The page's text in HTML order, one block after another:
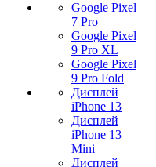
Google Pixel
7 Pro
Google Pixel
9 Pro XL
Google Pixel
9 Pro Fold
Дисплей
iPhone 13
Дисплей
iPhone 13
Mini
Дисплей